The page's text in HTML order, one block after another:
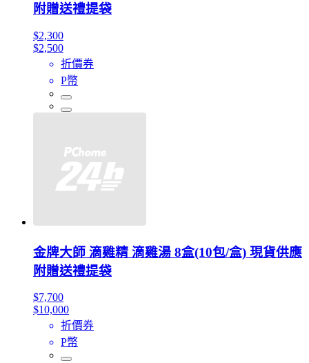
附贈送禮提袋
$2,300
$2,500
折價券
P幣
金牌大師 滴雞精 滴雞湯 8盒(10包/盒) 現貨供應
附贈送禮提袋
$7,700
$10,000
折價券
P幣